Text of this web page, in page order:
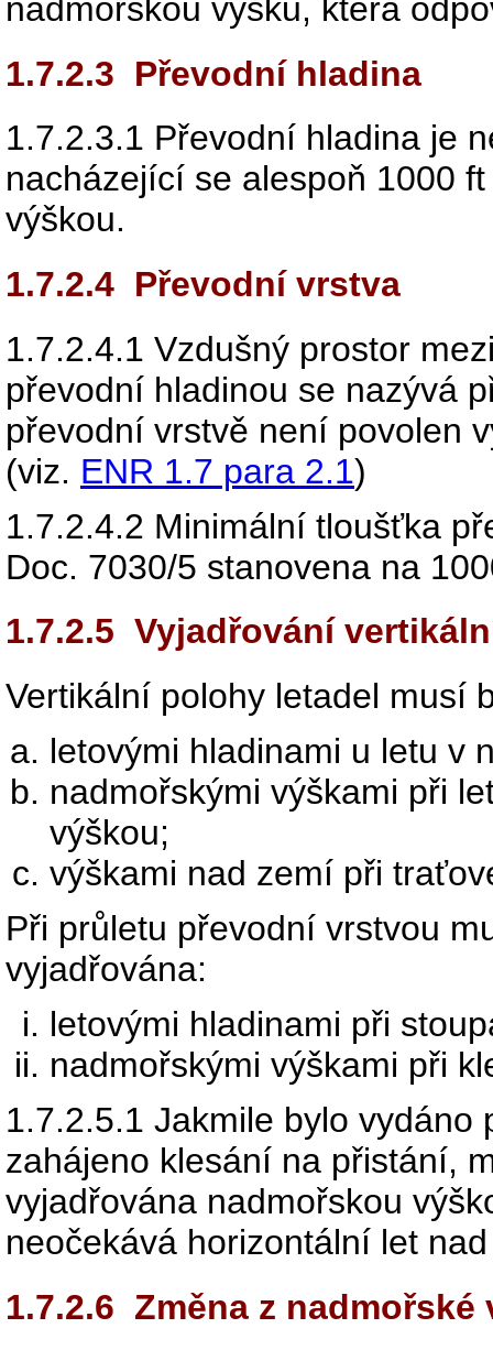
nadmořskou výšku, která
1.7.2.3 Převodní hladina
1.7.2.3.1 Převodní hladina je
nacházející se alespoň 1000
výškou.
1.7.2.4 Převodní vrstva
1.7.2.4.1 Vzdušný prostor
převodní hladinou se nazývá
převodní vrstvě není povolen
(viz. ENR 1.7 para 2.1)
1.7.2.4.2 Minimální tloušťka
Doc. 7030/5 stanovena na
1.7.2.5 Vyjadřování
Vertikální polohy letadel musí
letovými hladinami u letu v
nadmořskými výškami při
výškou;
výškami nad zemí při
Při průletu převodní vrstvou
vyjadřována:
letovými hladinami při
nadmořskými výškami při
1.7.2.5.1 Jakmile bylo vydáno
zahájeno klesání na přistání,
vyjadřována nadmořskou
neočekává horizontální let
1.7.2.6 Změna z